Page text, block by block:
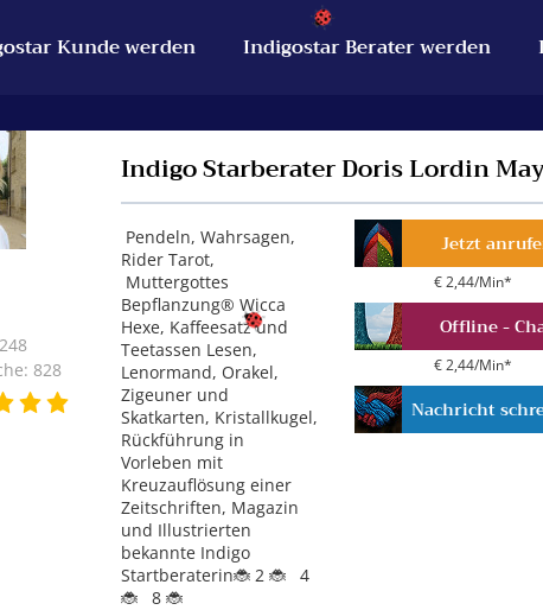
Kunde werden Indigostar Berater werden
Indigo Starberater Doris Lordin
828
Pendeln, Wahrsagen,
Rider Tarot,
Muttergottes
Bepflanzung® Wicca
Hexe, Kaffeesatz und
Teetassen Lesen,
Lenormand, Orakel,
Zigeuner und
Skatkarten, Kristallkugel,
Rückführung in
Vorleben mit
Kreuzauflösung einer
Zeitschriften, Magazin
und Illustrierten
bekannte Indigo
Startberaterin🐞 2 🐞 4
🐞 8 🐞
Jetzt
€ 2,44/Min*
Offline -
€ 2,44/Min*
Nachricht